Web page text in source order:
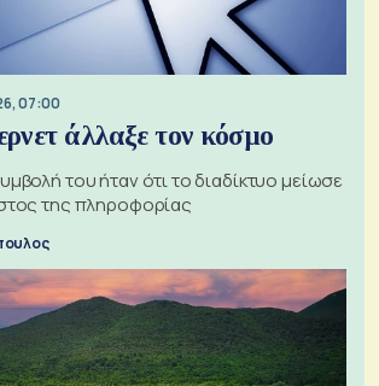
07:00
άλλαξε τον κόσμο
του ήταν ότι το διαδίκτυο μείωσε
της πληροφορίας